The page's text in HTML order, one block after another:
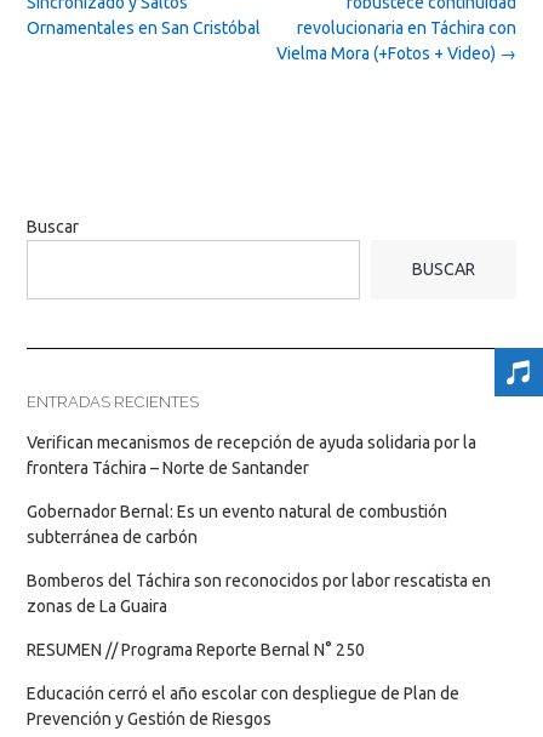
revolucionaria en Táchira con
Vielma Mora (+Fotos + Video) →
Ornamentales en San Cristóbal
Buscar
BUSCAR
ENTRADAS RECIENTES
Verifican mecanismos de recepción de ayuda solidaria por la
frontera Táchira – Norte de Santander
Gobernador Bernal: Es un evento natural de combustión
subterránea de carbón
Bomberos del Táchira son reconocidos por labor rescatista en
zonas de La Guaira
RESUMEN // Programa Reporte Bernal N° 250
Educación cerró el año escolar con despliegue de Plan de
Prevención y Gestión de Riesgos